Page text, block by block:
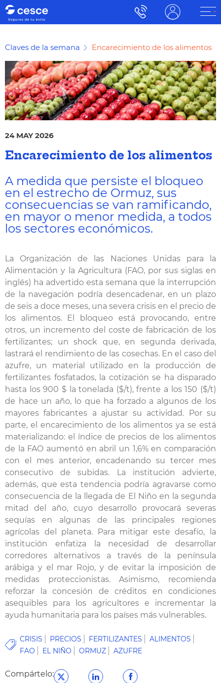
Claves de la semana Encarecimiento de los alimentos
24 MAY 2026
Encarecimiento de los alimentos
A medida que persiste el bloqueo
en el estrecho de Ormuz, sus
consecuencias se van ramificando,
en mayor o menor medida, a todos
los sectores económicos.
La Organización de las Naciones Unidas para la
Alimentación y la Agricultura (FAO, por sus siglas en
inglés) ha advertido esta semana que la interrupción
de la navegación podría desencadenar, en un plazo
de seis a doce meses, una severa crisis en el precio de
los alimentos. El bloqueo está provocando, entre
otros, un incremento del coste de fabricación de los
fertilizantes; un shock que, en segunda derivada,
lastrará el rendimiento de las cosechas. En el caso del
azufre, un material utilizado en la producción de
fertilizantes fosfatados, la cotización se ha disparado
hasta los 900 $ la tonelada ($/t), frente a los 150 ($/t)
de hace un año, lo que ha forzado a algunos de los
mayores fabricantes a ajustar su actividad. Por su
parte, el encarecimiento de los alimentos ya se está
materializando: el índice de precios de los alimentos
de la FAO aumentó en abril un 1,6% en comparación
con el mes anterior, encadenando su tercer mes
consecutivo de subidas. La institución advierte,
además, que esta tendencia podría agravarse como
consecuencia de la llegada de El Niño en la segunda
mitad del año, cuyo desarrollo provocará severas
sequías en algunas de las principales regiones
agrícolas del planeta. Para mitigar este desafío, la
institución enfatiza la necesidad de desarrollar
corredores alternativos a través de la península
arábiga y el mar Rojo, y de evitar la imposición de
medidas proteccionistas. Asimismo, recomienda
reforzar la concesión de créditos en condiciones
asequibles para los agricultores e incrementar la
ayuda humanitaria para los países más vulnerables.
CRISIS PRECIOS FERTILIZANTES
ALIMENTOS
FAO
EL NIÑO ORMUZ AZUFRE
Compártelo: